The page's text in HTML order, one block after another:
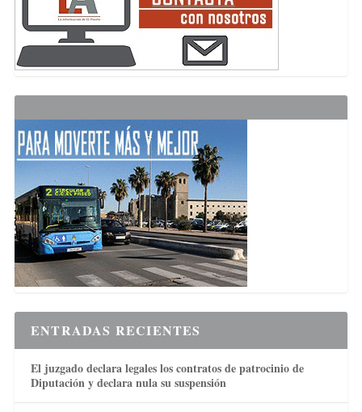
ENTRADAS RECIENTES
El juzgado declara legales los contratos de patrocinio de
Diputación y declara nula su suspensión